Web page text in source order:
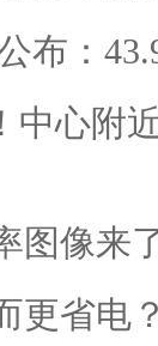
布：
中心附
图像来
更省电